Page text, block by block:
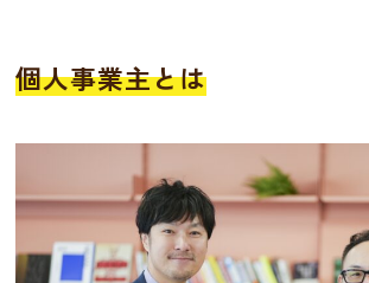
個人事業主とは